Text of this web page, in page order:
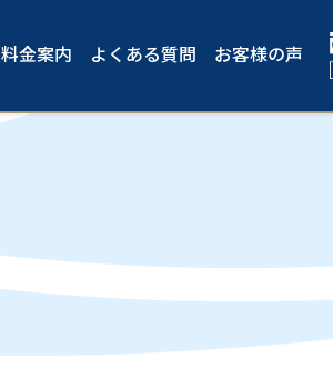
料金案内 よくある質問 お客様の声